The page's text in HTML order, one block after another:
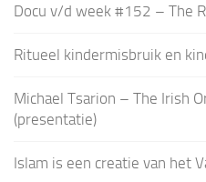
Docu v/d week #152 – The
Ritueel kindermisbruik en
Michael Tsarion – The Irish
(presentatie)
Islam is een creatie van het